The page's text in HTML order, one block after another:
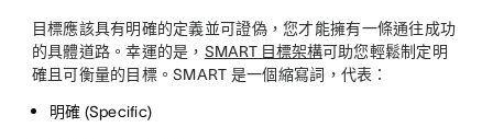
目標應該具有明確的定義並可證偽，您才能擁有一條通往成功
的具體道路。幸運的是， SMART 目標架構可助您輕鬆制定明
確且可衡量的目標。SMART 是一個縮寫詞，代表：
明確 (Specific)